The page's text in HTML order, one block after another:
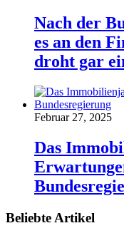
Nach der
es an den
droht gar
Februar 27, 2025
Das
Beliebte Artikel